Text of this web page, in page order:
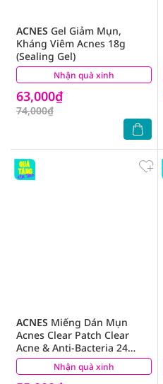
Nhận quà xinh
ACNES Gel Giảm Mụn,
Kháng Viêm Acnes 18g
(Sealing Gel)
63,000₫
74,000₫
(4)
Nhận quà xinh
ACNES Miếng Dán Mụn
Acnes Clear Patch Clear
Acne & Anti-Bacteria 24
Miếng ( 2 Gói x 12 Miếng +
1 Nhíp )
(7)